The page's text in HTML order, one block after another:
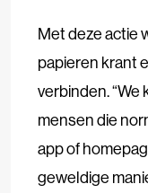
Met deze actie
papieren krant
verbinden.
mensen die
app of
geweldige